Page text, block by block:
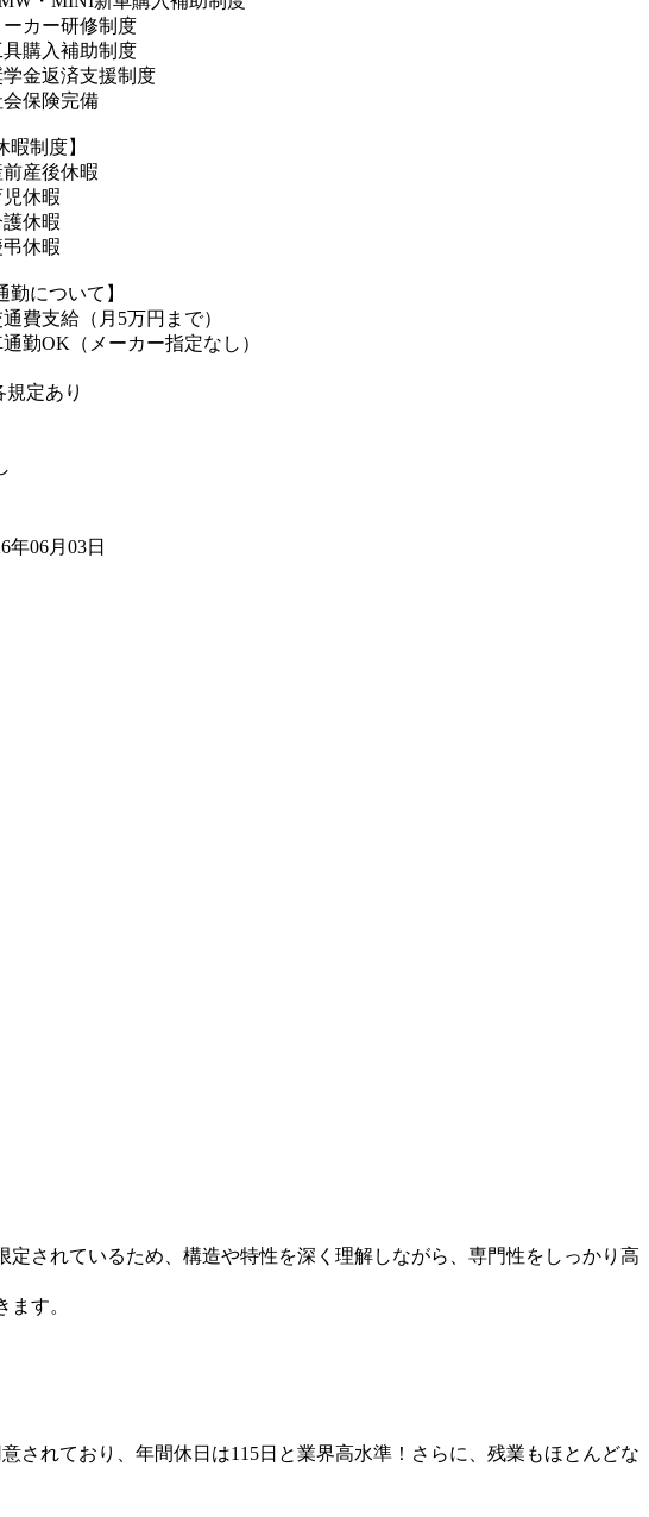
カー研修制度
購入補助制度
金返済支援制度
保険完備
暇制度】
産後休暇
休暇
休暇
休暇
勤について】
費支給（月5万円まで）
勤OK（メーカー指定なし）
定あり
年06月03日
されているため、構造や特性を深く理解しながら、専門性をしっかり高
す。
されており、年間休日は115日と業界高水準！さらに、残業もほとんどな